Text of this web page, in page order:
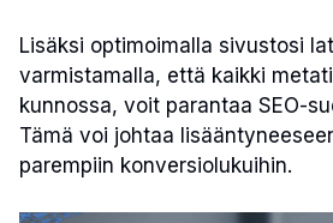
Lisäksi optimoimalla sivustosi
varmistamalla, että kaikki
kunnossa, voit parantaa SEO-
Tämä voi johtaa
parempiin konversiolukuihin.